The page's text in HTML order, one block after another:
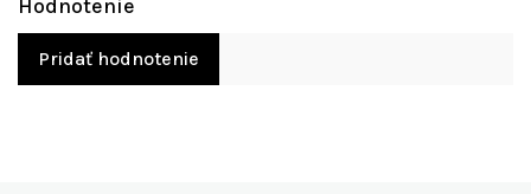
Pridať hodnotenie